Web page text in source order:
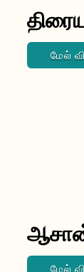
மேல்
மேல்